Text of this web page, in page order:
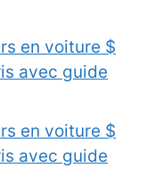
en voiture $
avec guide
en voiture $
avec guide